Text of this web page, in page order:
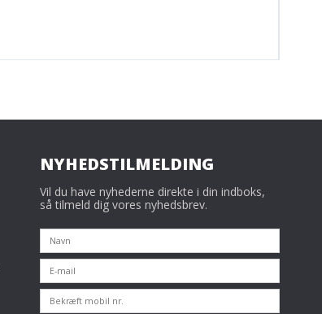
NYHEDSTILMELDING
Vil du have nyhederne direkte i din indboks,
så tilmeld dig vores nyhedsbrev.